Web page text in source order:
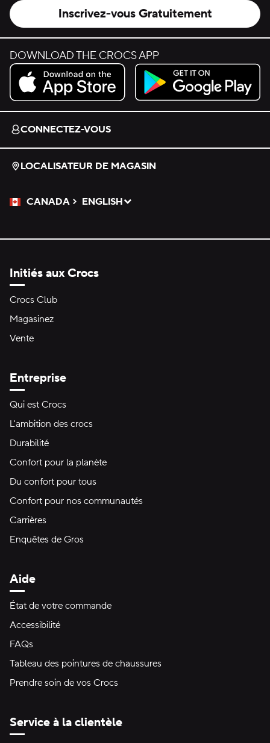
Inscrivez-vous Gratuitement
DOWNLOAD THE CROCS APP
Download on the App Store.
Get it on Google Play.
CONNECTEZ-VOUS
LOCALISATEUR DE MAGASIN
CANADA
Veuillez sélectionner une langue
ENGLISH
Sélectionné
Initiés aux Crocs
Crocs Club
Magasinez
Vente
Entreprise
Qui est Crocs
L'ambition des crocs
Durabilité
Confort pour la planète
Du confort pour tous
Confort pour nos communautés
Carrières
Enquêtes de Gros
Aide
État de votre commande
Accessibilité
FAQs
Tableau des pointures de chaussures
Prendre soin de vos Crocs
Service à la clientèle